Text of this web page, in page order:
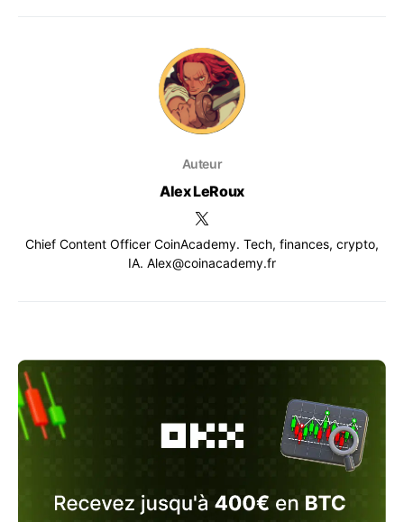
Auteur
Alex LeRoux
Chief Content Officer CoinAcademy. Tech, finances, crypto,
IA. Alex@coinacademy.fr